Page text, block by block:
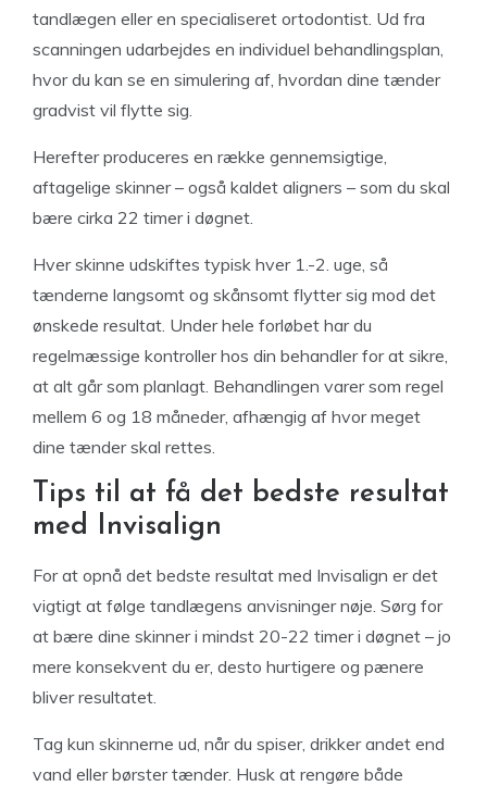
tandlægen eller en specialiseret ortodontist. Ud fra
scanningen udarbejdes en individuel behandlingsplan,
hvor du kan se en simulering af, hvordan dine tænder
gradvist vil flytte sig.
Herefter produceres en række gennemsigtige,
aftagelige skinner – også kaldet aligners – som du skal
bære cirka 22 timer i døgnet.
Hver skinne udskiftes typisk hver 1.-2. uge, så
tænderne langsomt og skånsomt flytter sig mod det
ønskede resultat. Under hele forløbet har du
regelmæssige kontroller hos din behandler for at sikre,
at alt går som planlagt. Behandlingen varer som regel
mellem 6 og 18 måneder, afhængig af hvor meget
dine tænder skal rettes.
Tips til at få det bedste resultat
med Invisalign
For at opnå det bedste resultat med Invisalign er det
vigtigt at følge tandlægens anvisninger nøje. Sørg for
at bære dine skinner i mindst 20-22 timer i døgnet – jo
mere konsekvent du er, desto hurtigere og pænere
bliver resultatet.
Tag kun skinnerne ud, når du spiser, drikker andet end
vand eller børster tænder. Husk at rengøre både